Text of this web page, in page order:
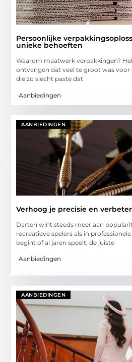
Persoonlijke
unieke behoeften
Waarom maatwerk verpakkingen?
ontvangen dat veel te groot was voor
die zo slecht paste dat
Aanbiedingen
AANBIEDINGEN
Verhoog je precisie en
Darten wint steeds meer aan
recreatieve spelers als in
begint of al jaren speelt, de juiste
Aanbiedingen
AANBIEDINGEN